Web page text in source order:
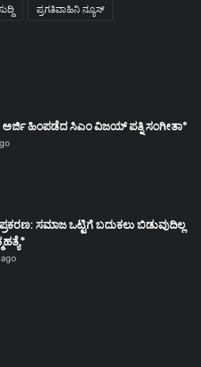
ಪ್ರಗತಿವಾಹಿನಿ ನ್ಯೂಸ್
ಅರ್ಜಿ ಹಿಂಪಡೆದ ಸಿಎಂ ವಿಜಯ್ ಪತ್ನಿ ಸಂಗೀತಾ*
ಸಮಾಜ ಒಟ್ಟಿಗೆ ಬದುಕಲು ಬಿಡುವುದಿಲ್ಲ